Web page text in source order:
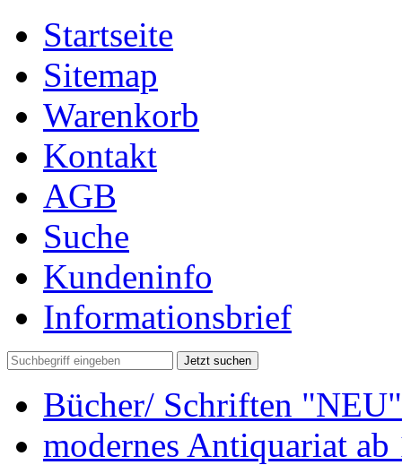
Startseite
Sitemap
Warenkorb
Kontakt
AGB
Suche
Kundeninfo
Informationsbrief
Jetzt suchen
Bücher/ Schriften "NEU"
modernes Antiquariat ab